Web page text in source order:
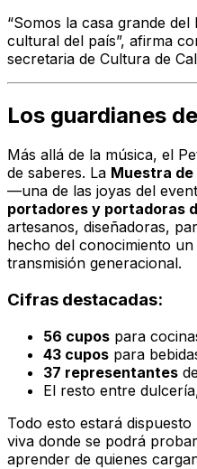
“Somos la casa grande
cultural del país”, afirma
secretaria de Cultura de
Los guardianes
Más allá de la música, el
de saberes. La Muestra
—una de las joyas del
portadores y portadoras
artesanos, diseñadoras,
hecho del conocimiento
transmisión generacional.
Cifras destacadas:
56 cupos para
43 cupos para
37 representantes
El resto entre
Todo esto estará
viva donde se podrá
aprender de quienes